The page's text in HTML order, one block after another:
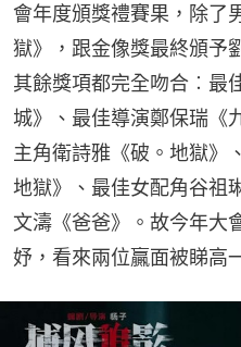
會年度頒獎禮賽果，除了
獄》，跟金像獎最終頒予
其餘獎項都完全吻合︰最
城》、最佳導演鄭保瑞《
主角衛詩雅《破。地獄》
地獄》、最佳女配角谷祖
文濤《爸爸》。故今年大
妤，看來兩位贏面被睇高